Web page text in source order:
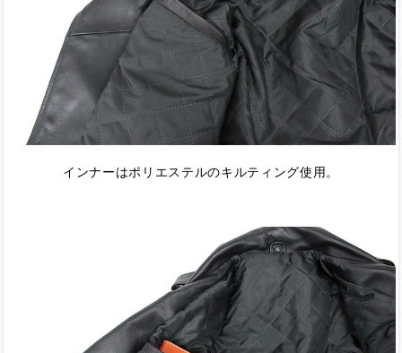
インナーはポリエステルのキルティング使用。